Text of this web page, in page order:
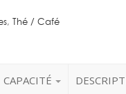
,Thé / Café
CAPACITÉ